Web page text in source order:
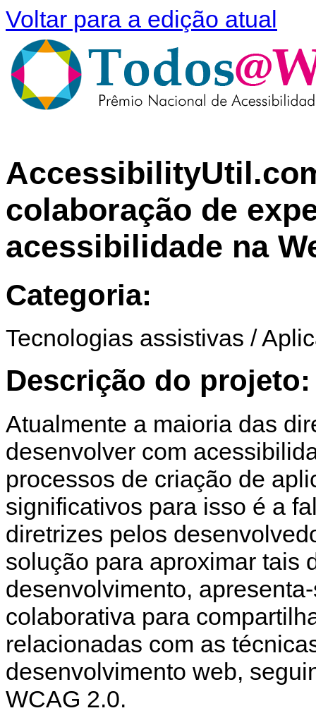
Voltar para a edição atual
colaboração de
acessibilidade na
Categoria:
Tecnologias assistivas /
Descrição do projeto:
Atualmente a maioria das
desenvolver com
processos de criação de
significativos para isso é a
diretrizes pelos
solução para aproximar tais
desenvolvimento,
colaborativa para
relacionadas com as
desenvolvimento web,
WCAG 2.0.